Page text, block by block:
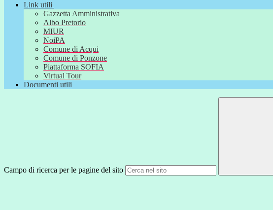
Link utili
Gazzetta Amministrativa
Albo Pretorio
MIUR
NoiPA
Comune di Acqui
Comune di Ponzone
Piattaforma SOFIA
Virtual Tour
Documenti utili
Campo di ricerca per le pagine del sito